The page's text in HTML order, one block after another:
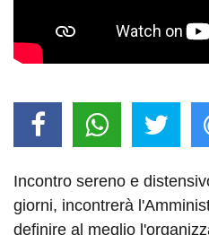
Incontro sereno e
giorni, incontrerà
definire al meglio